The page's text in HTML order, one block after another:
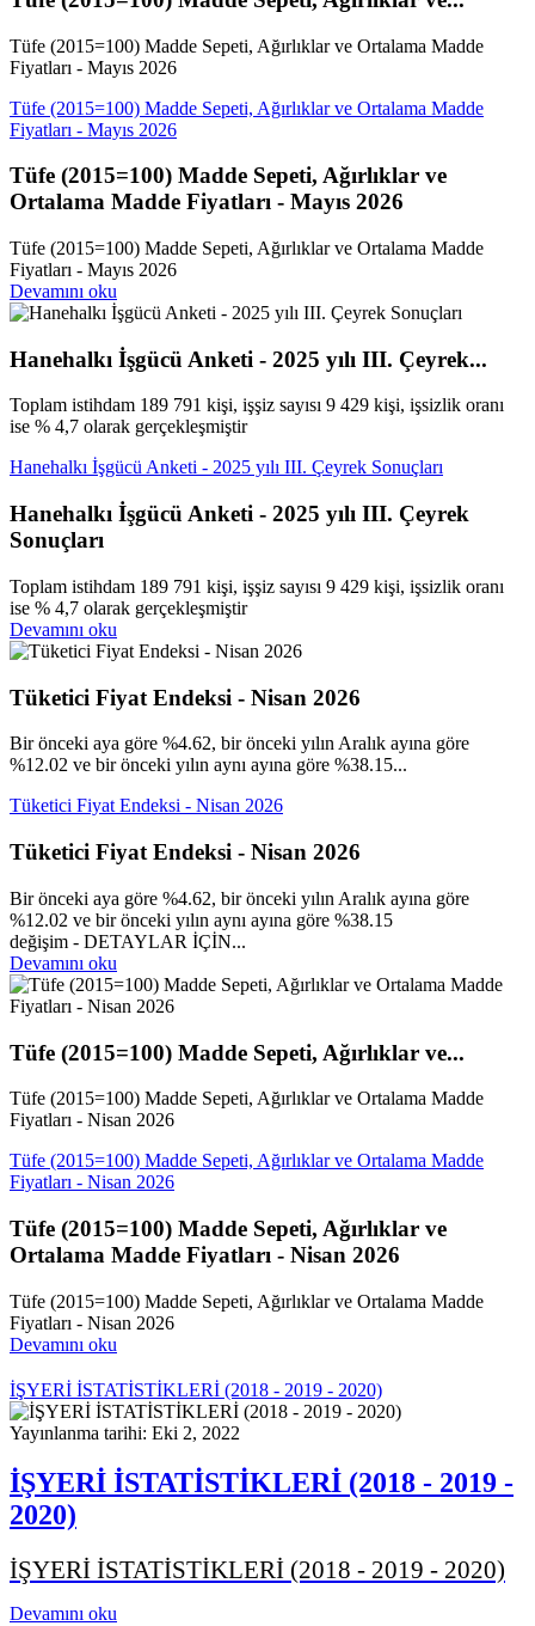
Tüfe (2015=100) Madde Sepeti, Ağırlıklar ve Ortalama Madde
Fiyatları - Mayıs 2026
Tüfe (2015=100) Madde Sepeti, Ağırlıklar ve Ortalama Madde
Fiyatları - Mayıs 2026
Tüfe (2015=100) Madde Sepeti, Ağırlıklar ve
Ortalama Madde Fiyatları - Mayıs 2026
Tüfe (2015=100) Madde Sepeti, Ağırlıklar ve Ortalama Madde
Fiyatları - Mayıs 2026
Devamını oku
Hanehalkı İşgücü Anketi - 2025 yılı III. Çeyrek...
Toplam istihdam 189 791 kişi, işşiz sayısı 9 429 kişi, işsizlik oranı
ise % 4,7 olarak gerçekleşmiştir
Hanehalkı İşgücü Anketi - 2025 yılı III. Çeyrek Sonuçları
Hanehalkı İşgücü Anketi - 2025 yılı III. Çeyrek
Sonuçları
Toplam istihdam 189 791 kişi, işşiz sayısı 9 429 kişi, işsizlik oranı
ise % 4,7 olarak gerçekleşmiştir
Devamını oku
Tüketici Fiyat Endeksi - Nisan 2026
Bir önceki aya göre %4.62, bir önceki yılın Aralık ayına göre
%12.02 ve bir önceki yılın aynı ayına göre %38.15...
Tüketici Fiyat Endeksi - Nisan 2026
Tüketici Fiyat Endeksi - Nisan 2026
Bir önceki aya göre %4.62, bir önceki yılın Aralık ayına göre
%12.02 ve bir önceki yılın aynı ayına göre %38.15
değişim - DETAYLAR İÇİN...
Devamını oku
Tüfe (2015=100) Madde Sepeti, Ağırlıklar ve...
Tüfe (2015=100) Madde Sepeti, Ağırlıklar ve Ortalama Madde
Fiyatları - Nisan 2026
Tüfe (2015=100) Madde Sepeti, Ağırlıklar ve Ortalama Madde
Fiyatları - Nisan 2026
Tüfe (2015=100) Madde Sepeti, Ağırlıklar ve
Ortalama Madde Fiyatları - Nisan 2026
Tüfe (2015=100) Madde Sepeti, Ağırlıklar ve Ortalama Madde
Fiyatları - Nisan 2026
Devamını oku
İŞYERİ İSTATİSTİKLERİ (2018 - 2019 - 2020)
Yayınlanma tarihi: Eki 2, 2022
İŞYERİ İSTATİSTİKLERİ (2018 - 2019 -
2020)
İŞYERİ İSTATİSTİKLERİ (2018 - 2019 - 2020)
Devamını oku